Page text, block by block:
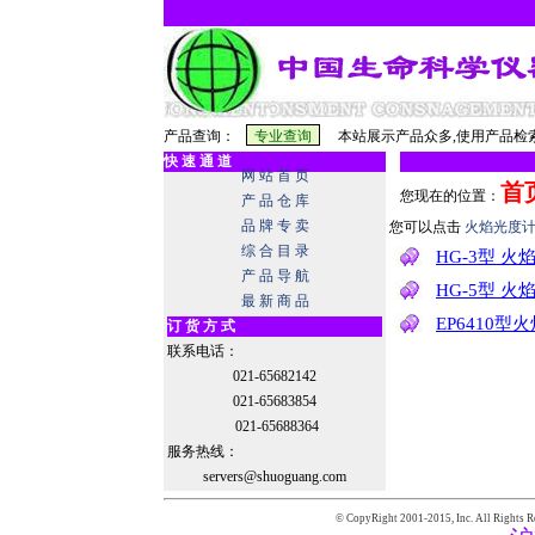
产品查询：
本站展示产品众多,使用产品检
快 速 通 道
网 站 首 页
产 品 仓 库
品 牌 专 卖
综 合 目 录
产 品 导 航
最 新 商 品
订 货 方 式
联系电话：
021-65682142
021-65683854
021-65688364
服务热线：
servers@shuoguang.com
您现在的位置： 首
您可以点击 火焰光度
HG-3型 火
HG-5型 火
EP6410型
© CopyRight 2001-2015, Inc. All Rights